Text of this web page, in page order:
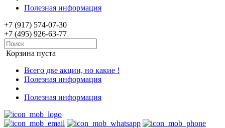
Полезная информация
+7 (917) 574-07-30
+7 (495) 926-63-77
Корзина пуста
Всего две акции, но какие !
Полезная информация
Полезная информация